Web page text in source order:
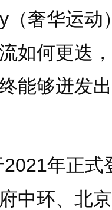
（奢华运动
如何更迭
能够迸发
年正
中环、北